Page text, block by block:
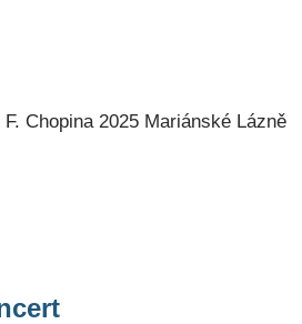
Chopina 2025 Mariánské Lázně